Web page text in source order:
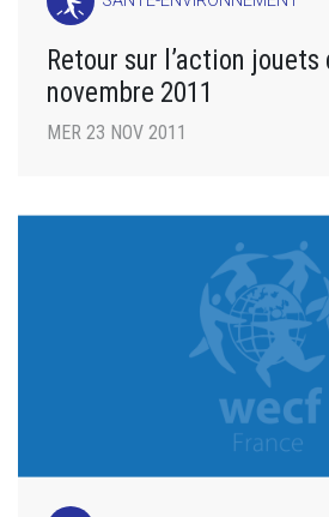
Retour sur l’action jouets
novembre 2011
MER 23 NOV 2011